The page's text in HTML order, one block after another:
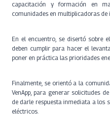
capacitación y formación en
comunidades en multiplicadoras de
En el encuentro, se disertó sobre
deben cumplir para hacer el
poner en práctica las prioridades
Finalmente, se orientó a la
VenApp, para generar solicitudes
de darle respuesta inmediata a los
eléctricos.